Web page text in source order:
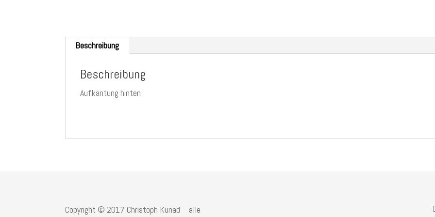
Beschreibung
Beschreibung
Aufkantung hinten
Copyright © 2017 Christoph Kunad – alle